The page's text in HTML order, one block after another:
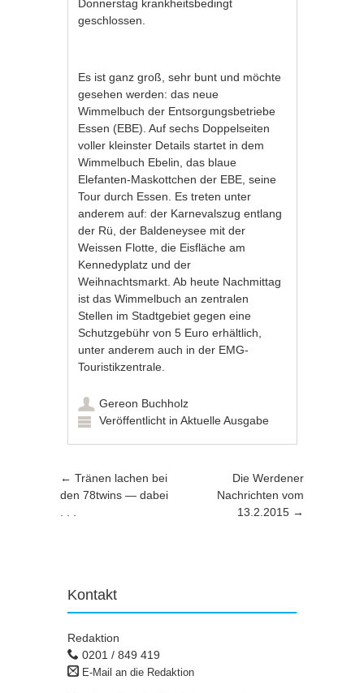
Donnerstag krankheitsbedingt
geschlossen.
Es ist ganz groß, sehr bunt und möchte
gesehen werden: das neue
Wimmelbuch der Entsorgungsbetriebe
Essen (EBE). Auf sechs Doppelseiten
voller kleinster Details startet in dem
Wimmelbuch Ebelin, das blaue
Elefanten-Maskottchen der EBE, seine
Tour durch Essen. Es treten unter
anderem auf: der Karnevalszug entlang
der Rü, der Baldeneysee mit der
Weissen Flotte, die Eisfläche am
Kennedyplatz und der
Weihnachtsmarkt. Ab heute Nachmittag
ist das Wimmelbuch an zentralen
Stellen im Stadtgebiet gegen eine
Schutzgebühr von 5 Euro erhältlich,
unter anderem auch in der EMG-
Touristikzentrale.
Gereon Buchholz
Veröffentlicht inAktuelle Ausgabe
Artikel-Navigation
← Tränen lachen bei
den 78twins — dabei
Die Werdener
Nachrichten vom
13.2.2015 →
Kontakt
Redaktion
0201 / 849 419
E-Mail an die Redaktion